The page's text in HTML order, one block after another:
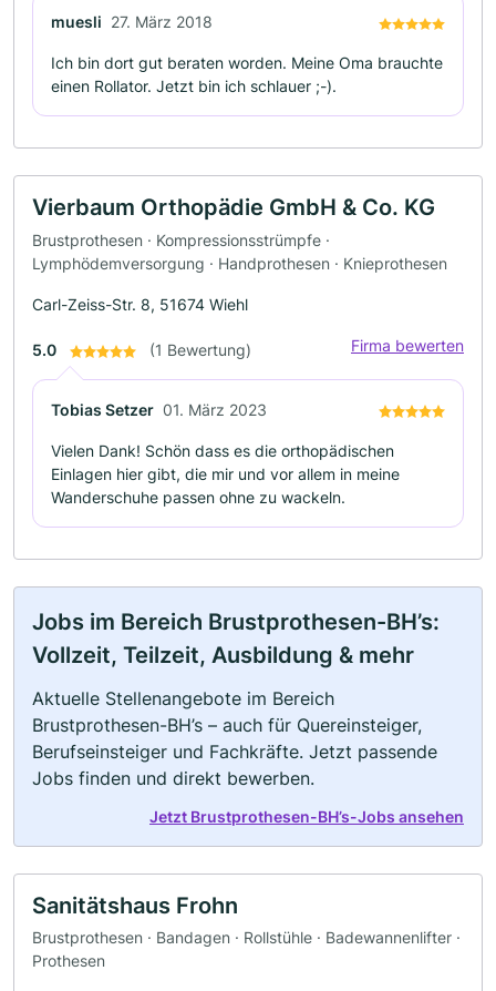
muesli 27. März 2018
Ich bin dort gut beraten worden. Meine Oma brauchte
einen Rollator. Jetzt bin ich schlauer ;-).
Vierbaum Orthopädie GmbH & Co. KG
Brustprothesen · Kompressionsstrümpfe ·
Lymphödemversorgung · Handprothesen · Knieprothesen
Carl-Zeiss-Str. 8, 51674 Wiehl
5.0 (1 Bewertung) Firma bewerten
Tobias Setzer 01. März 2023
Vielen Dank! Schön dass es die orthopädischen
Einlagen hier gibt, die mir und vor allem in meine
Wanderschuhe passen ohne zu wackeln.
Jobs im Bereich Brustprothesen-BH’s:
Vollzeit, Teilzeit, Ausbildung & mehr
Aktuelle Stellenangebote im Bereich
Brustprothesen-BH’s – auch für Quereinsteiger,
Berufseinsteiger und Fachkräfte. Jetzt passende
Jobs finden und direkt bewerben.
Jetzt Brustprothesen-BH’s-Jobs ansehen
Sanitätshaus Frohn
Brustprothesen · Bandagen · Rollstühle · Badewannenlifter ·
Prothesen